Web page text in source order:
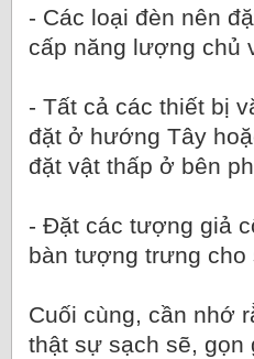
- Các loại đèn nên
cấp năng lượng chủ
- Tất cả các thiết bị
đặt ở hướng Tây
đặt vật thấp ở bên
- Đặt các tượng giả
bàn tượng trưng cho
Cuối cùng, cần nhớ
thật sự sạch sẽ, gọn